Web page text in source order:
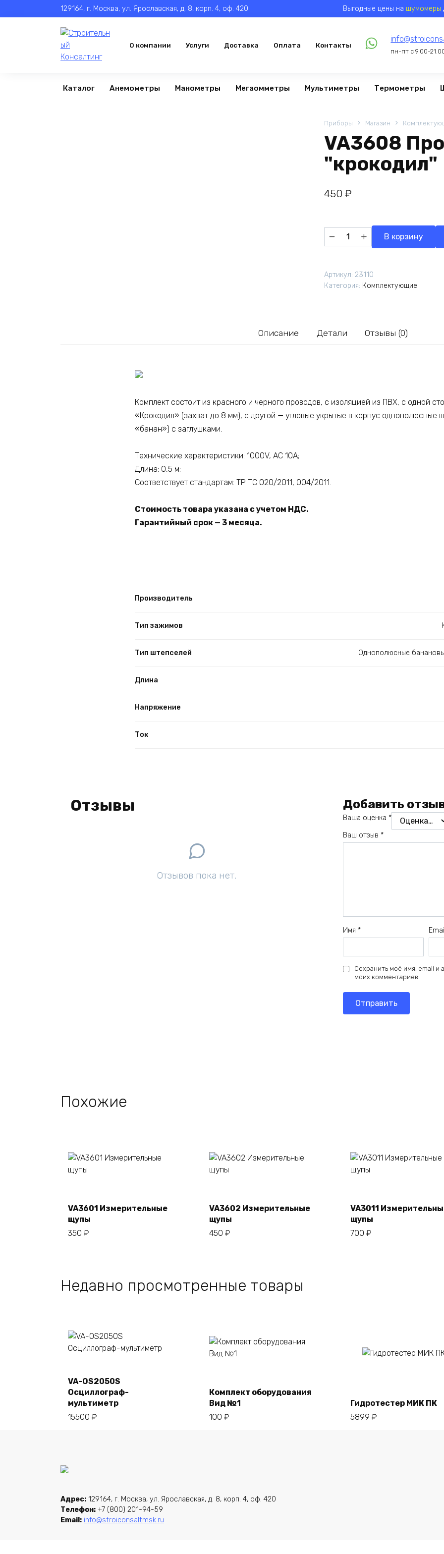
к
129164, г. Москва, ул. Ярославская, д. 8, корп. 4, оф. 420 Выгодные цены на шумомеры
О компании Услуги Доставка Оплата Контакты
пн-пт с 9.00-
Каталог Анемометры Манометры Мегаомметры Мультиметры Термометры
Приборы Магазин
VA3608
"крокодил"
450 ₽
Количество
товара
с
зажимом
В корзину
Артикул: 23110
Категория: Комплектующие
Описание Детали Отзывы (0)
Комплект состоит из красного и черного проводов, с изоляцией из ПВХ, с одной
«Крокодил» (захват до 8 мм), с другой — угловые укрытые в корпус однополюсные
«банан») с заглушками.
Технические характеристики: 1000V, AC 10A;
Длина: 0,5 м;
Соответствует стандартам: ТР ТС 020/2011, 004/2011.
Стоимость товара указана с учетом НДС.
Гарантийный срок — 3 месяца.
Производитель
Тип зажимов
Тип штепселей Однополюсные
Длина
Напряжение
Ток
Отзывы
Отзывов пока нет.
Добавить
Ваша оценка *
Ваш отзыв *
Имя *
Сохранить моё имя, email и
моих комментариев.
Похожие
В корзину
VA3601 Измерительные
щупы
350 ₽
В корзину
VA3602 Измерительные
щупы
450 ₽
В корзину
VA3011
щупы
700 ₽
Недавно просмотренные товары
В корзину
VA-OS2050S
Осциллограф-
мультиметр
15500 ₽
В корзину
Комплект оборудования
Вид №1
100 ₽
Гидротестер МИК ПК
5899 ₽
Адрес: 129164, г. Москва, ул. Ярославская, д. 8, корп. 4, оф. 420
Телефон: +7 (800) 201-94-59
Email: info@stroiconsaltmsk.ru